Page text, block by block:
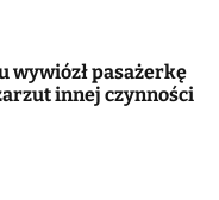
wywiózł pasażerkę
innej czynności